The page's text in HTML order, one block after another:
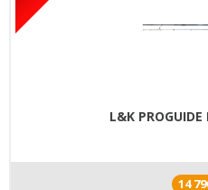
L&K PROGUIDE
14